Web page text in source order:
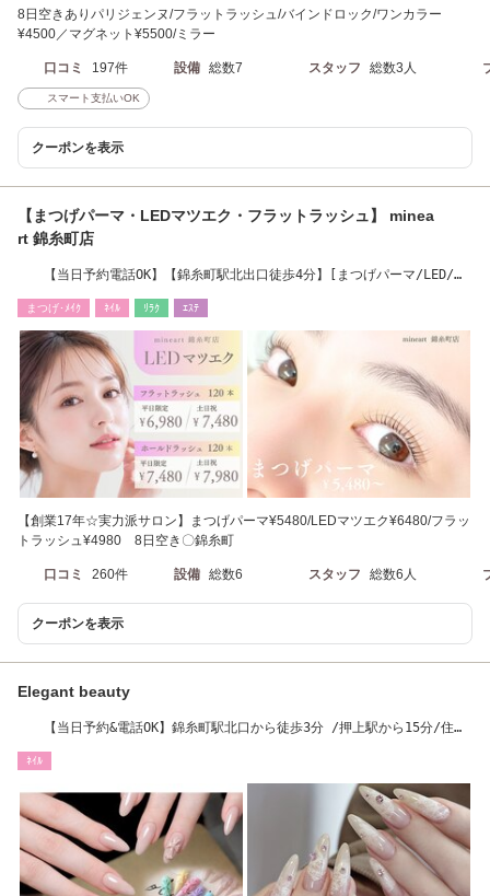
8日空きありパリジェンヌ/フラットラッシュ/バインドロック/ワンカラー
¥4500／マグネット¥5500/ミラー
口コミ 197件 設備 総数7 スタッフ 総数3人
スマート支払いOK
クーポンを表示
【まつげパーマ・LEDマツエク・フラットラッシュ】 minea
rt 錦糸町店
【当日予約電話OK】【錦糸町駅北出口徒歩4分】[まつげパーマ/LED/フ
まつげ･ﾒｲｸ ﾈｲﾙ ﾘﾗｸ ｴｽﾃ
【創業17年☆実力派サロン】まつげパーマ¥5480/LEDマツエク¥6480/フラッ
トラッシュ¥4980 8日空き〇錦糸町
口コミ 260件 設備 総数6 スタッフ 総数6人
クーポンを表示
Elegant beauty
【当日予約&電話OK】錦糸町駅北口から徒歩3分 /押上駅から15分/住吉
ﾈｲﾙ